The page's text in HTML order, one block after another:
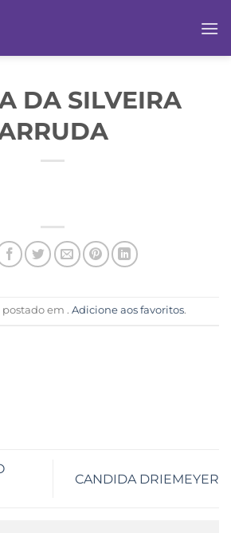
DA SILVEIRA
postado em . Adicione aos favoritos.
CANDIDA DRIEMEYER